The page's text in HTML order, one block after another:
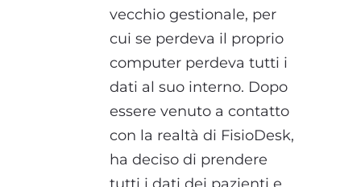
vecchio gestionale, per
cui se perdeva il proprio
computer perdeva tutti i
dati al suo interno. Dopo
essere venuto a contatto
con la realtà di FisioDesk,
ha deciso di prendere